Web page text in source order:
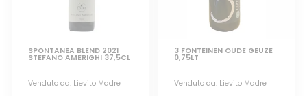
SPONTANEA BLEND 2021
STEFANO AMERIGHI 37,5CL
Venduto da: Lievito Madre
3 FONTEINEN OUDE GEUZE
0,75LT
Venduto da: Lievito Madre